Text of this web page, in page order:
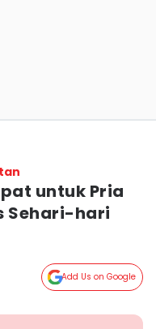
untuk Pria
Sehari-hari
Add Us on Google